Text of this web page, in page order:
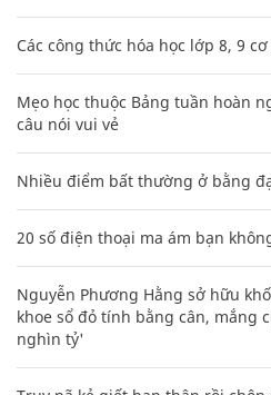
Các công thức hóa học lớp 8, 9
Mẹo học thuộc Bảng tuần hoàn
câu nói vui vẻ
Nhiều điểm bất thường ở bằng
20 số điện thoại ma ám bạn
Nguyễn Phương Hằng sở hữu
khoe sổ đỏ tính bằng cân, mắng
nghìn tỷ'